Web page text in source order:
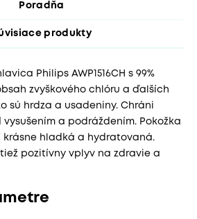
Poradňa
produkty
Philips AWP1516CH s 99%
zvyškového chlóru a ďalších
sú hrdza a usadeniny. Chráni
a podráždením. Pokožka
krásne hladká a hydratovaná.
pozitívny vplyv na zdravie a